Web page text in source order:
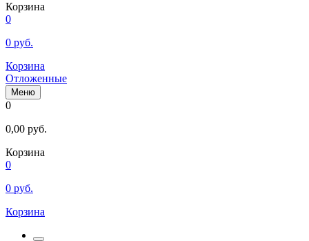
Корзина
0
0 руб.
Корзина
Отложенные
Меню
0
0,00 руб.
Корзина
0
0 руб.
Корзина